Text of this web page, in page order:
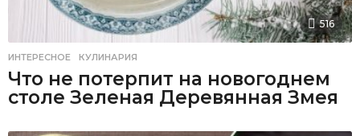
516
ИНТЕРЕСНОЕ ,КУЛИНАРИЯ
Что не потерпит на новогоднем
столе Зеленая Деревянная Змея